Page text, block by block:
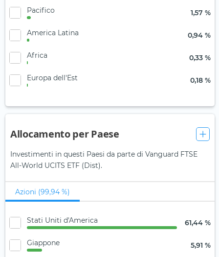
Pacifico 1,57 %
America Latina 0,94 %
Africa 0,33 %
Europa dell'Est 0,18 %
Allocamento per Paese
Investimenti in questi Paesi da parte di Vanguard FTSE
All-World UCITS ETF (Dist).
Azioni (99,94 %)
Stati Uniti d'America 61,44 %
Giappone 5,91 %